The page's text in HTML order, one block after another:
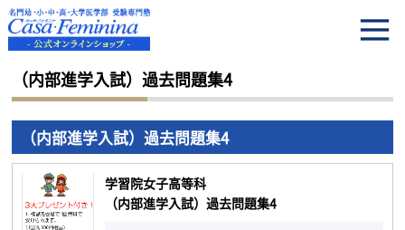
HOME （内部進学入試）過去問題集4
（内部進学入試）過去問題集4
（内部進学入試）過去問題集4
学習院女子高等科
（内部進学入試）過去問題集4